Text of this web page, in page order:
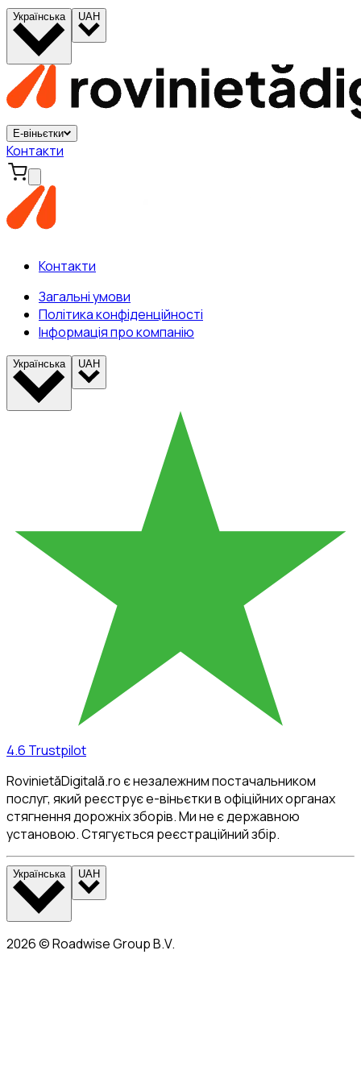
Українська UAH
Е-віньєтки
Контакти
Контакти
Загальні умови
Політика конфіденційності
Інформація про компанію
Українська UAH
4.6 Trustpilot
RovinietăDigitală.ro є незалежним постачальником
послуг, який реєструє е-віньєтки в офіційних органах
стягнення дорожніх зборів. Ми не є державною
установою. Стягується реєстраційний збір.
Українська UAH
2026©Roadwise Group B.V.